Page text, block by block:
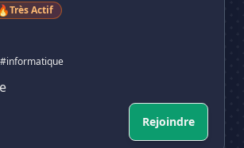
Très Actif
#informatique
Rejoindre